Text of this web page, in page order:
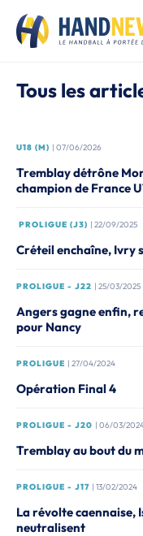
Tous les
U18 (M) | 07/06/2026
Tremblay détrône
champion de France
PROLIGUE (J3) | 22/09/2025
Créteil enchaîne, Ivry
PROLIGUE - J22 | 25/03/2025
Angers gagne enfin,
pour Nancy
PROLIGUE | 27/04/2024
Opération Final 4
PROLIGUE - J20 | 06/03/
Tremblay au bout du
PROLIGUE - J17 | 13/02/2024
La révolte caennaise,
neutralisent